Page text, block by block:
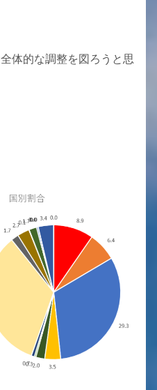
全体的な調整を図ろうと思